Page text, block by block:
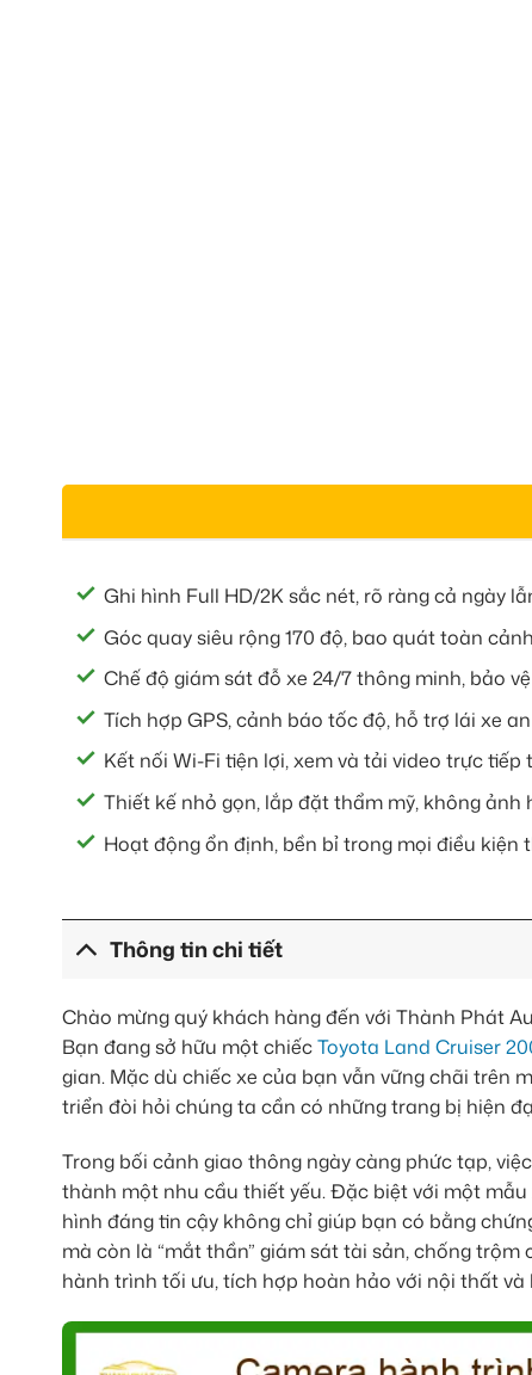
Ghi hình Full HD/2K sắc nét, rõ ràng cả ngày
Góc quay siêu rộng 170 độ, bao quát toàn
Chế độ giám sát đỗ xe 24/7 thông minh, bảo
Tích hợp GPS, cảnh báo tốc độ, hỗ trợ lái xe
Kết nối Wi-Fi tiện lợi, xem và tải video trực tiếp
Thiết kế nhỏ gọn, lắp đặt thẩm mỹ, không ảnh
Hoạt động ổn định, bền bỉ trong mọi điều kiện
Thông tin chi tiết
Chào mừng quý khách hàng đến với Thành Phát
Bạn đang sở hữu một chiếcToyota Land Cruiser
gian. Mặc dù chiếc xe của bạn vẫn vững chãi trên
triển đòi hỏi chúng ta cần có những trang bị hiện
Trong bối cảnh giao thông ngày càng phức tạp,
thành một nhu cầu thiết yếu. Đặc biệt với một
hình đáng tin cậy không chỉ giúp bạn có bằng
mà còn là “mắt thần” giám sát tài sản, chống
hành trình tối ưu, tích hợp hoàn hảo với nội thất